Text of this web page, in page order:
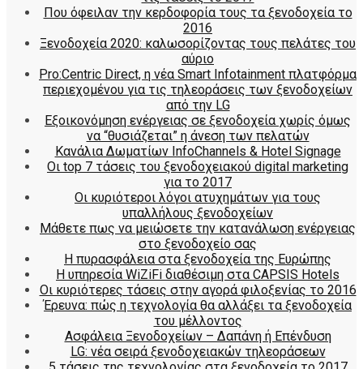
Που όφειλαν την κερδοφορία τους τα ξενοδοχεία το
2016
Ξενοδοχεία 2020: καλωσορίζοντας τους πελάτες του
αύριο
Pro:Centric Direct, η νέα Smart Infotainment πλατφόρμα
περιεχομένου για τις τηλεοράσεις των ξενοδοχείων
από την LG
Εξοικονόμηση ενέργειας σε ξενοδοχεία χωρίς όμως
να “θυσιάζεται” η άνεση των πελατών
Κανάλια Δωματίων InfoChannels & Hotel Signage
Οι top 7 τάσεις του ξενοδοχειακού digital marketing
για το 2017
Οι κυριότεροι λόγοι ατυχημάτων για τους
υπαλλήλους ξενοδοχείων
Μάθετε πως να μειώσετε την κατανάλωση ενέργειας
στο ξενοδοχείο σας
Η πυρασφάλεια στα ξενοδοχεία της Ευρώπης
Η υπηρεσία WiZiFi διαθέσιμη στα CAPSIS Hotels
Οι κυριότερες τάσεις στην αγορά φιλοξενίας το 2016
Έρευνα: πώς η τεχνολογία θα αλλάξει τα ξενοδοχεία
του μέλλοντος
Ασφάλεια Ξενοδοχείων – Δαπάνη ή Επένδυση
LG: νέα σειρά ξενοδοχειακών τηλεοράσεων